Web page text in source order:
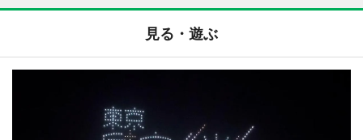
見る・遊ぶ